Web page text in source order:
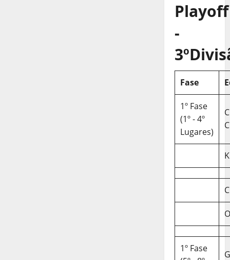
Playoff
-
Fase
1º Fase
(1º - 4º
Lugares)
C
1º Fase